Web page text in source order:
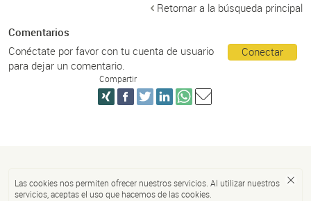
Retornar a la búsqueda principal
Comentarios
Conectar
Conéctate por favor con tu cuenta de usuario
para dejar un comentario.
Compartir
Las cookies nos permiten ofrecer nuestros servicios. Al utilizar nuestros
servicios, aceptas el uso que hacemos de las cookies.